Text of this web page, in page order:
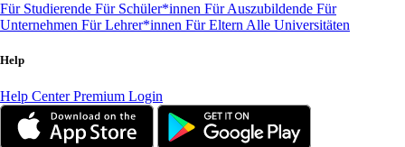
Für Studierende Für Schüler*innen Für Auszubildende Für
Unternehmen Für Lehrer*innen Für Eltern Alle Universitäten
Help
Help CenterPremium Login